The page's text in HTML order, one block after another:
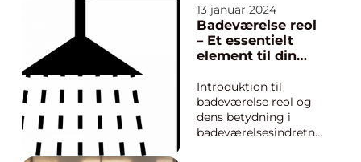
Badeværelse
armaturer er
afgørende for
komforten og
badeværelse. Fra
vandhaner til
brusesystemer spiller
disse armaturer en
13 januar 2024
Badeværelse reol
– Et essentielt
element til din
etning
Introduktion til
badeværelse reol og
dens betydning i
badeværelsesindretni